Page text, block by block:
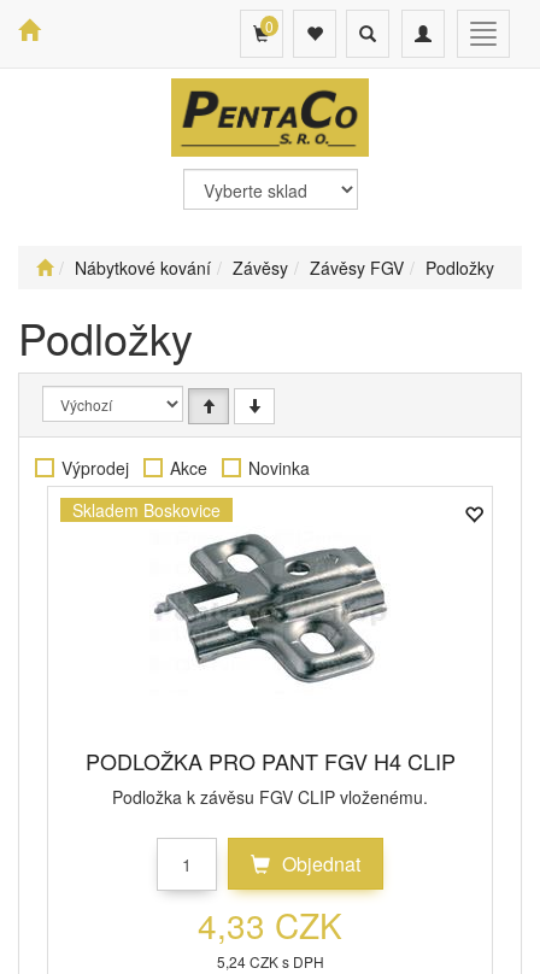
Toggle
Toggle
navigation
Toggle
search
0
Nábytkové kování Závěsy Závěsy FGV Podložky
Podložky
Výprodej Akce
Novinka
Skladem Boskovice
PODLOŽKA PRO PANT FGV H4 CLIP
Podložka k závěsu FGV CLIP vloženému.
Objednat
4,33 CZK
5,24 CZK s DPH